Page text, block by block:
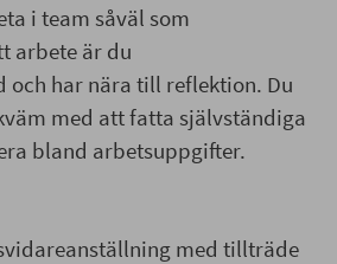
i team såväl som
arbete är du
och har nära till reflektion. Du
med att fatta självständiga
bland arbetsuppgifter.
med tillträde